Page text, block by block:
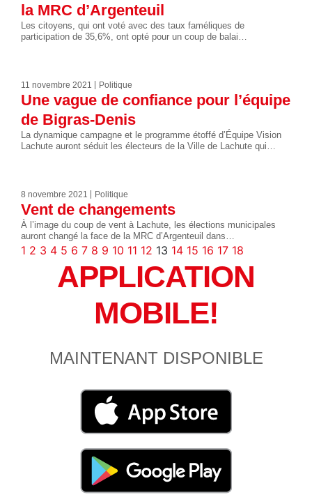
la MRC d’Argenteuil
Les citoyens, qui ont voté avec des taux faméliques de
participation de 35,6%, ont opté pour un coup de balai…
11 novembre 2021 Politique
Une vague de confiance pour l’équipe
de Bigras-Denis
La dynamique campagne et le programme étoffé d’Équipe Vision
Lachute auront séduit les électeurs de la Ville de Lachute qui…
8 novembre 2021 Politique
Vent de changements
À l’image du coup de vent à Lachute, les élections municipales
auront changé la face de la MRC d’Argenteuil dans…
1 2 3 4 5 6 7 8 9 10 11 12 13 14 15 16 17 18
APPLICATION
MOBILE!
MAINTENANT DISPONIBLE